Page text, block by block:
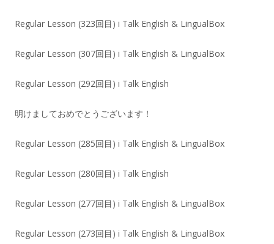
Regular Lesson (323回目) i Talk English & LingualBox
Regular Lesson (307回目) i Talk English & LingualBox
Regular Lesson (292回目) i Talk English
明けましておめでとうございます！
Regular Lesson (285回目) i Talk English & LingualBox
Regular Lesson (280回目) i Talk English
Regular Lesson (277回目) i Talk English & LingualBox
Regular Lesson (273回目) i Talk English & LingualBox